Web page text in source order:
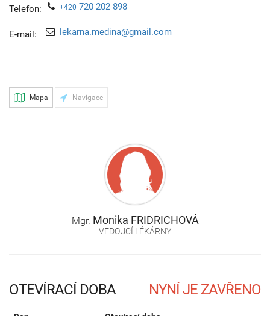
Telefon: +420 720 202 898
E-mail: lekarna.medina@gmail.com
Mapa Navigace
Mgr. Monika FRIDRICHOVÁ
VEDOUCÍ LÉKÁRNY
OTEVÍRACÍ DOBA